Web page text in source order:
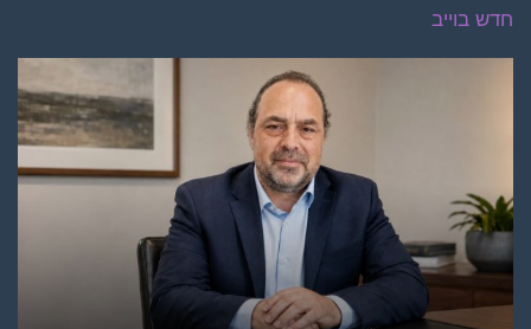
חדש בוייב